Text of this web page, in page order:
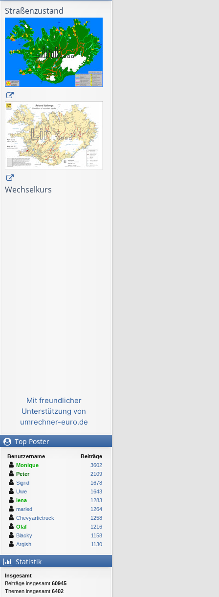
Straßenzustand
Wechselkurs
Mit freundlicher
Unterstützung von
umrechner-euro.de
Top Poster
Benutzername
Beiträge
Monique
3602
Peter
2109
Sigrid
1678
Uwe
1643
lena
1283
marled
1264
Chevyartictruck
1258
Olaf
1216
Blacky
1158
Argish
1130
Statistik
Insgesamt
Beiträge insgesamt 60945
Themen insgesamt 6402